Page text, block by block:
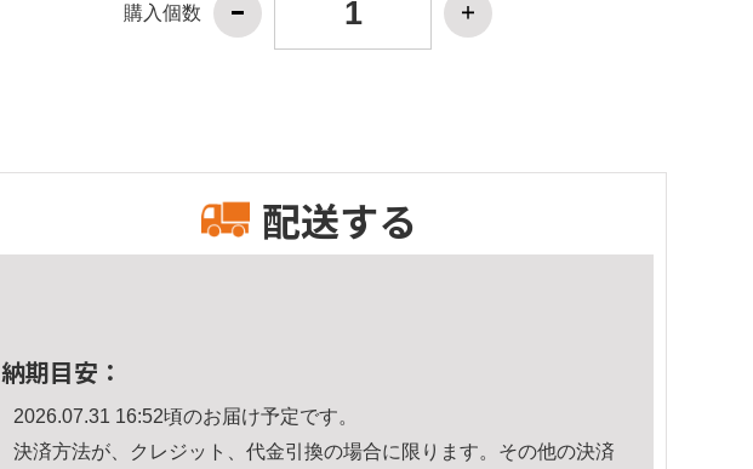
購入個数
配送する
納期目安：
2026.07.31 16:52頃のお届け予定です。
決済方法が、クレジット、代金引換の場合に限ります。その他の決済